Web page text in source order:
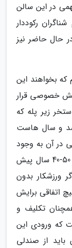
در این سالن
رکوددار
حال حاضر نیز
که بخواهند این
بخش خصوصی قرار
پیش نیز استخر زیر پله که
و سال هاست
در آن به وجود
آورده اند و کاشی های کوچکی که حدود 50-40 سال پیش
ورزشکار بدون
اتفاقی برایش
تکلیف و
حدود 6 ماه است که ورودی این
باید از صندلی